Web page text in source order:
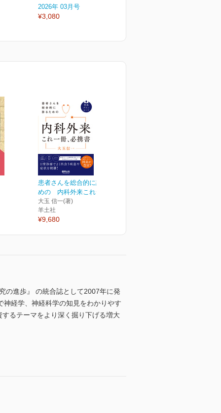
2026年 03月号
¥3,080
患者さんを総合的に診るた
めの 内科外来これ一冊...
大玉 信一(著)
羊土社
¥9,680
の進歩』 の統合誌として2007年に発
経学、神経科学の知見をわかりやす
るテーマをより深く掘り下げる増大